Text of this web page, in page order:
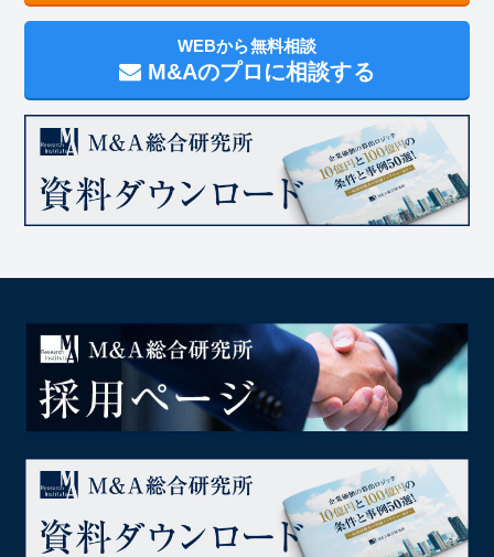
WEBから無料相談
M&Aのプロに相談する